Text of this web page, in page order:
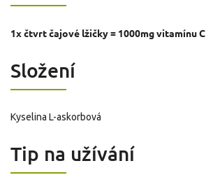
1x čtvrt čajové lžičky = 1000mg vitamínu C
Složení
Kyselina L-askorbová
Tip na užívání